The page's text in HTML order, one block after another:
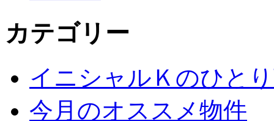
カテゴリー
イニシャルＫのひと
今月のオススメ物件